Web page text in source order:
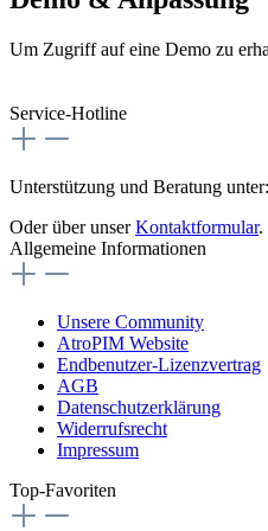
Um Zugriff auf eine Demo zu
Service-Hotline
Unterstützung und Beratung unter:
Oder über unserKontaktformular.
Allgemeine Informationen
Unsere Community
AtroPIM Website
Endbenutzer-Lizenzvertrag
AGB
Datenschutzerklärung
Widerrufsrecht
Impressum
Top-Favoriten